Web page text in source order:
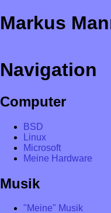
Markus
Navigation
Computer
BSD
Linux
Microsoft
Meine Hardware
Musik
"Meine" Musik